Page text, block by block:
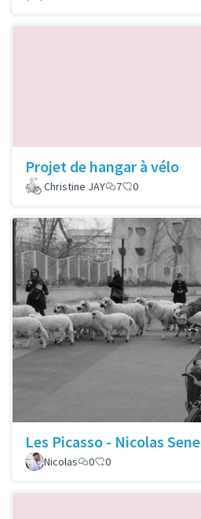
Projet de hangar à vélo
Christine JAY
7 0
Les Picasso - Nicolas Sene
Nicolas
0 0